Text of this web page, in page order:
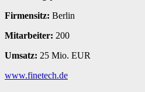
Firmensitz: Berlin
Mitarbeiter: 200
Umsatz: 25 Mio. EUR
www.finetech.de